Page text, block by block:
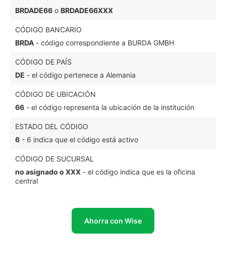
BRDADE66 o BRDADE66XXX
CÓDIGO BANCARIO
BRDA - código correspondiente a BURDA GMBH
CÓDIGO DE PAÍS
DE - el código pertenece a Alemania
CÓDIGO DE UBICACIÓN
66 - el código representa la ubicación de la institución
ESTADO DEL CÓDIGO
6 - 6 indica que el código está activo
CÓDIGO DE SUCURSAL
no asignado o XXX - el código indica que es la oficina
central
Ahorra con Wise